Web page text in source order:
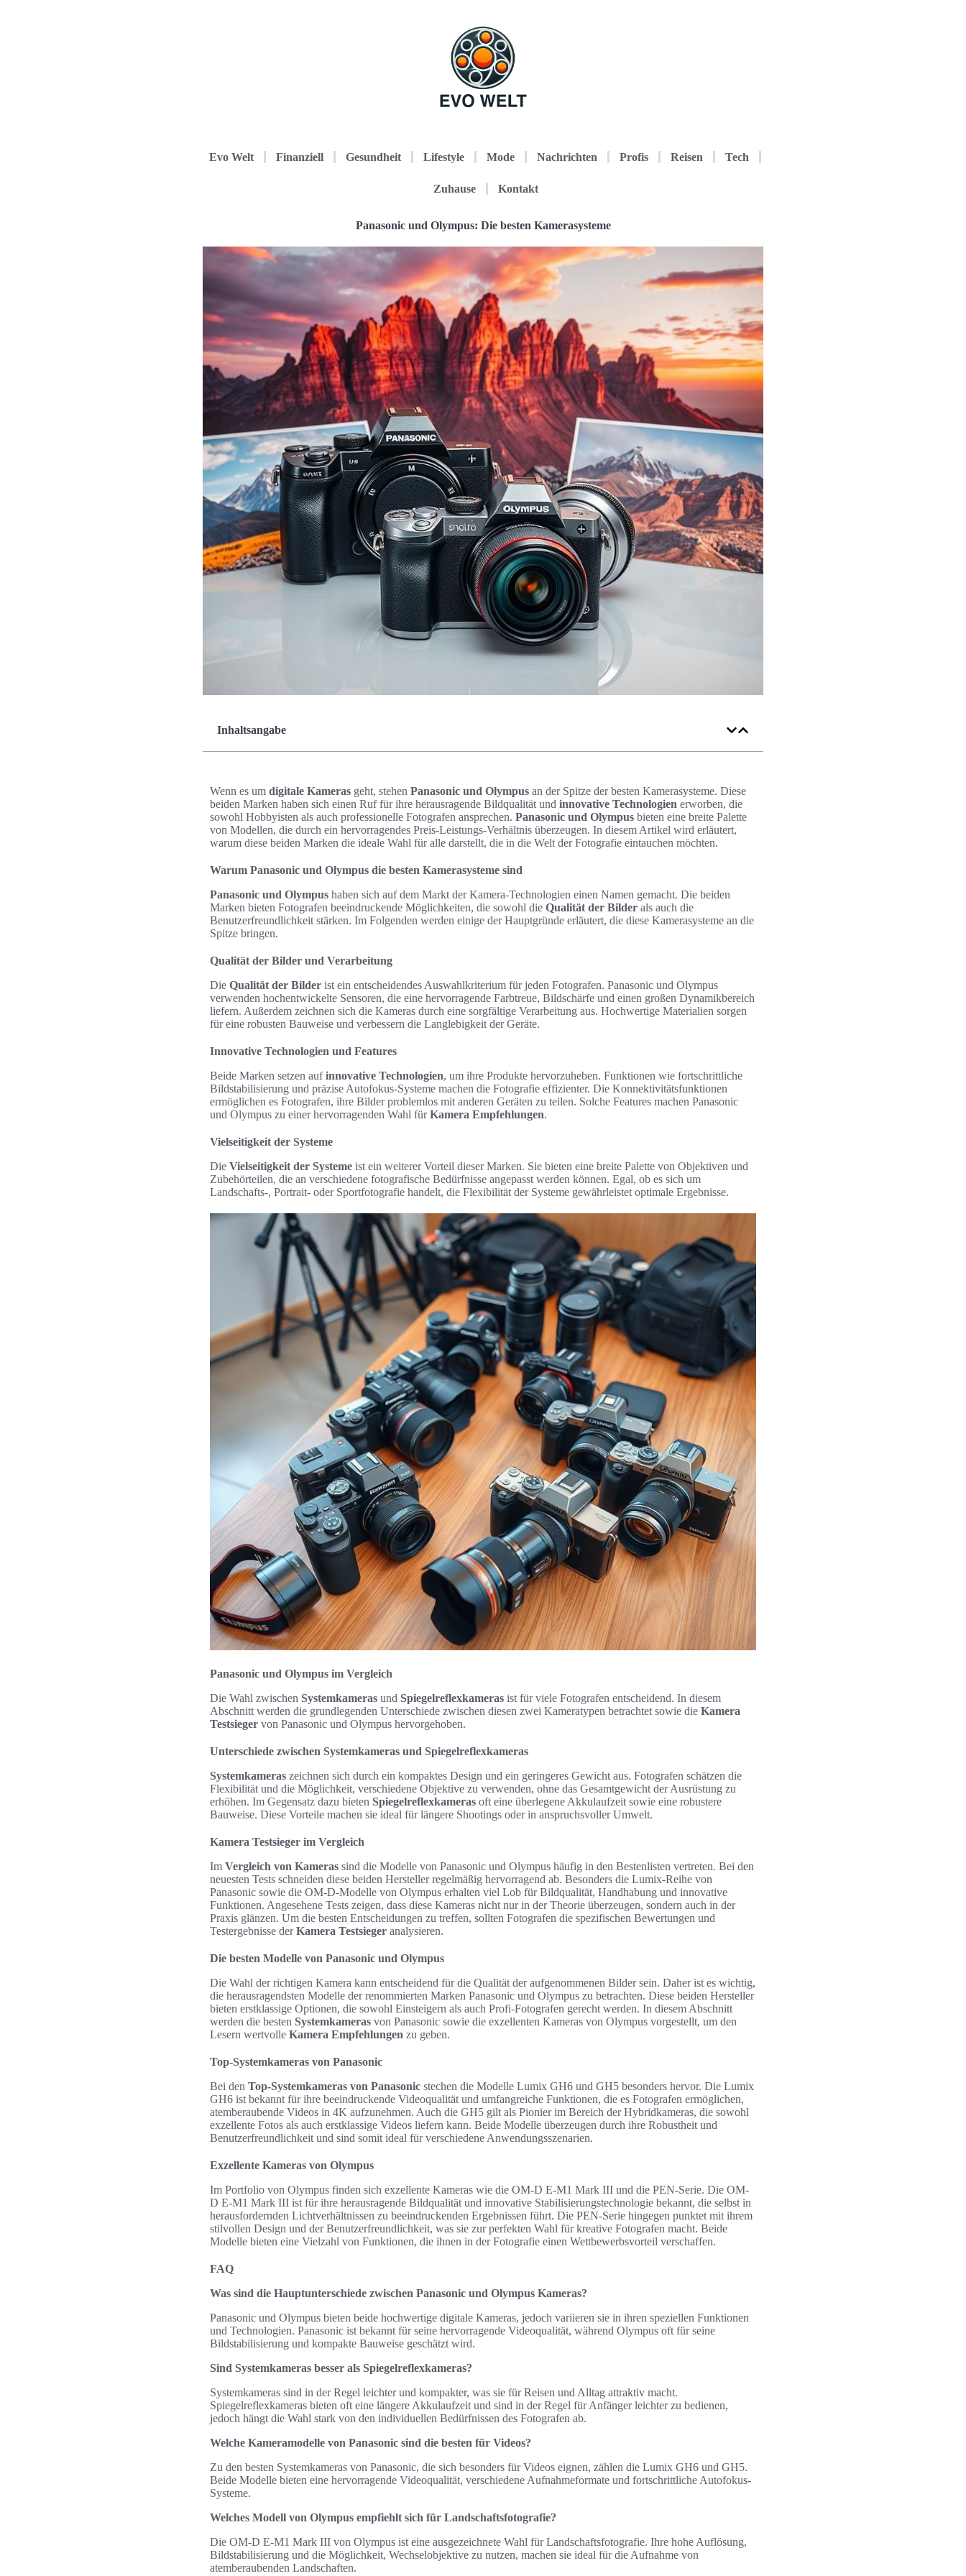
Evo Welt Finanziell Gesundheit Lifestyle Mode Nachrichten Profis Reisen Tech
Zuhause Kontakt
Panasonic und Olympus: Die besten Kamerasysteme
Inhaltsangabe
Wenn es um digitale Kameras geht, stehen Panasonic und Olympus an der Spitze der besten Kamerasysteme. Diese
beiden Marken haben sich einen Ruf für ihre herausragende Bildqualität und innovative Technologien erworben, die
sowohl Hobbyisten als auch professionelle Fotografen ansprechen. Panasonic und Olympus bieten eine breite Palette
von Modellen, die durch ein hervorragendes Preis-Leistungs-Verhältnis überzeugen. In diesem Artikel wird erläutert,
warum diese beiden Marken die ideale Wahl für alle darstellt, die in die Welt der Fotografie eintauchen möchten.
Warum Panasonic und Olympus die besten Kamerasysteme sind
Panasonic und Olympus haben sich auf dem Markt der Kamera-Technologien einen Namen gemacht. Die beiden
Marken bieten Fotografen beeindruckende Möglichkeiten, die sowohl die Qualität der Bilder als auch die
Benutzerfreundlichkeit stärken. Im Folgenden werden einige der Hauptgründe erläutert, die diese Kamerasysteme an die
Spitze bringen.
Qualität der Bilder und Verarbeitung
Die Qualität der Bilder ist ein entscheidendes Auswahlkriterium für jeden Fotografen. Panasonic und Olympus
verwenden hochentwickelte Sensoren, die eine hervorragende Farbtreue, Bildschärfe und einen großen Dynamikbereich
liefern. Außerdem zeichnen sich die Kameras durch eine sorgfältige Verarbeitung aus. Hochwertige Materialien sorgen
für eine robusten Bauweise und verbessern die Langlebigkeit der Geräte.
Innovative Technologien und Features
Beide Marken setzen aufinnovative Technologien, um ihre Produkte hervorzuheben. Funktionen wie fortschrittliche
Bildstabilisierung und präzise Autofokus-Systeme machen die Fotografie effizienter. Die Konnektivitätsfunktionen
ermöglichen es Fotografen, ihre Bilder problemlos mit anderen Geräten zu teilen. Solche Features machen Panasonic
und Olympus zu einer hervorragenden Wahl fürKamera Empfehlungen.
Vielseitigkeit der Systeme
Die Vielseitigkeit der Systeme ist ein weiterer Vorteil dieser Marken. Sie bieten eine breite Palette von Objektiven und
Zubehörteilen, die an verschiedene fotografische Bedürfnisse angepasst werden können. Egal, ob es sich um
Landschafts-, Portrait- oder Sportfotografie handelt, die Flexibilität der Systeme gewährleistet optimale Ergebnisse.
Panasonic und Olympus im Vergleich
Die Wahl zwischen Systemkameras und Spiegelreflexkameras ist für viele Fotografen entscheidend. In diesem
Abschnitt werden die grundlegenden Unterschiede zwischen diesen zwei Kameratypen betrachtet sowie die Kamera
Testsieger von Panasonic und Olympus hervorgehoben.
Unterschiede zwischen Systemkameras und Spiegelreflexkameras
Systemkameras zeichnen sich durch ein kompaktes Design und ein geringeres Gewicht aus. Fotografen schätzen die
Flexibilität und die Möglichkeit, verschiedene Objektive zu verwenden, ohne das Gesamtgewicht der Ausrüstung zu
erhöhen. Im Gegensatz dazu bieten Spiegelreflexkameras oft eine überlegene Akkulaufzeit sowie eine robustere
Bauweise. Diese Vorteile machen sie ideal für längere Shootings oder in anspruchsvoller Umwelt.
Kamera Testsieger im Vergleich
Im Vergleich von Kameras sind die Modelle von Panasonic und Olympus häufig in den Bestenlisten vertreten. Bei den
neuesten Tests schneiden diese beiden Hersteller regelmäßig hervorragend ab. Besonders die Lumix-Reihe von
Panasonic sowie die OM-D-Modelle von Olympus erhalten viel Lob für Bildqualität, Handhabung und innovative
Funktionen. Angesehene Tests zeigen, dass diese Kameras nicht nur in der Theorie überzeugen, sondern auch in der
Praxis glänzen. Um die besten Entscheidungen zu treffen, sollten Fotografen die spezifischen Bewertungen und
Testergebnisse derKamera Testsieger analysieren.
Die besten Modelle von Panasonic und Olympus
Die Wahl der richtigen Kamera kann entscheidend für die Qualität der aufgenommenen Bilder sein. Daher ist es wichtig,
die herausragendsten Modelle der renommierten Marken Panasonic und Olympus zu betrachten. Diese beiden Hersteller
bieten erstklassige Optionen, die sowohl Einsteigern als auch Profi-Fotografen gerecht werden. In diesem Abschnitt
werden die besten Systemkameras von Panasonic sowie die exzellenten Kameras von Olympus vorgestellt, um den
Lesern wertvolle Kamera Empfehlungen zu geben.
Top-Systemkameras von Panasonic
Bei den Top-Systemkameras von Panasonic stechen die Modelle Lumix GH6 und GH5 besonders hervor. Die Lumix
GH6 ist bekannt für ihre beeindruckende Videoqualität und umfangreiche Funktionen, die es Fotografen ermöglichen,
atemberaubende Videos in 4K aufzunehmen. Auch die GH5 gilt als Pionier im Bereich der Hybridkameras, die sowohl
exzellente Fotos als auch erstklassige Videos liefern kann. Beide Modelle überzeugen durch ihre Robustheit und
Benutzerfreundlichkeit und sind somit ideal für verschiedene Anwendungsszenarien.
Exzellente Kameras von Olympus
Im Portfolio von Olympus finden sich exzellente Kameras wie die OM-D E-M1 Mark III und die PEN-Serie. Die OM-
D E-M1 Mark III ist für ihre herausragende Bildqualität und innovative Stabilisierungstechnologie bekannt, die selbst in
herausfordernden Lichtverhältnissen zu beeindruckenden Ergebnissen führt. Die PEN-Serie hingegen punktet mit ihrem
stilvollen Design und der Benutzerfreundlichkeit, was sie zur perfekten Wahl für kreative Fotografen macht. Beide
Modelle bieten eine Vielzahl von Funktionen, die ihnen in der Fotografie einen Wettbewerbsvorteil verschaffen.
FAQ
Was sind die Hauptunterschiede zwischen Panasonic und Olympus Kameras?
Panasonic und Olympus bieten beide hochwertige digitale Kameras, jedoch variieren sie in ihren speziellen Funktionen
und Technologien. Panasonic ist bekannt für seine hervorragende Videoqualität, während Olympus oft für seine
Bildstabilisierung und kompakte Bauweise geschätzt wird.
Sind Systemkameras besser als Spiegelreflexkameras?
Systemkameras sind in der Regel leichter und kompakter, was sie für Reisen und Alltag attraktiv macht.
Spiegelreflexkameras bieten oft eine längere Akkulaufzeit und sind in der Regel für Anfänger leichter zu bedienen,
jedoch hängt die Wahl stark von den individuellen Bedürfnissen des Fotografen ab.
Welche Kameramodelle von Panasonic sind die besten für Videos?
Zu den besten Systemkameras von Panasonic, die sich besonders für Videos eignen, zählen die Lumix GH6 und GH5.
Beide Modelle bieten eine hervorragende Videoqualität, verschiedene Aufnahmeformate und fortschrittliche Autofokus-
Systeme.
Welches Modell von Olympus empfiehlt sich für Landschaftsfotografie?
Die OM-D E-M1 Mark III von Olympus ist eine ausgezeichnete Wahl für Landschaftsfotografie. Ihre hohe Auflösung,
Bildstabilisierung und die Möglichkeit, Wechselobjektive zu nutzen, machen sie ideal für die Aufnahme von
atemberaubenden Landschaften.